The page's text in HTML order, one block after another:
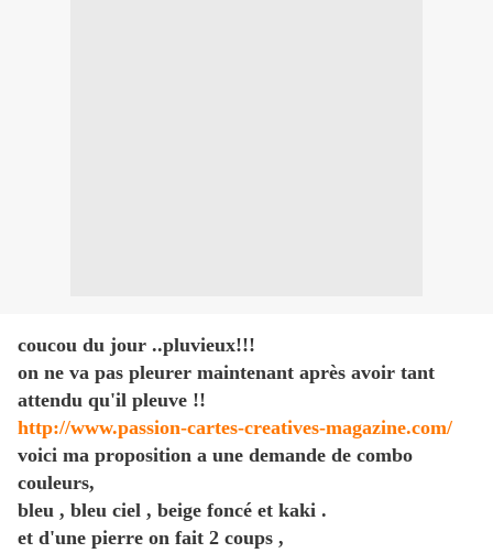
coucou du jour ..pluvieux!!!
on ne va pas pleurer maintenant après avoir tant
attendu qu'il pleuve !!
http://www.passion-cartes-creatives-magazine.com/
voici ma proposition a une demande de combo
couleurs,
bleu , bleu ciel , beige foncé et kaki .
et d'une pierre on fait 2 coups ,